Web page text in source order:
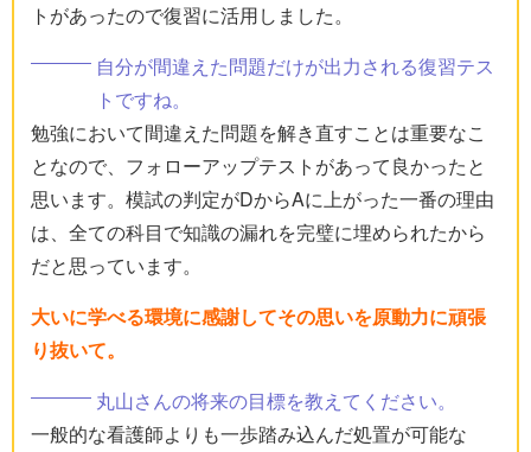
トがあったので復習に活用しました。
自分が間違えた問題だけが出力される復習テス
トですね。
勉強において間違えた問題を解き直すことは重要なこ
となので、フォローアップテストがあって良かったと
思います。模試の判定がDからAに上がった一番の理由
は、全ての科目で知識の漏れを完璧に埋められたから
だと思っています。
大いに学べる環境に感謝してその思いを原動力に頑張
り抜いて。
丸山さんの将来の目標を教えてください。
一般的な看護師よりも一歩踏み込んだ処置が可能な